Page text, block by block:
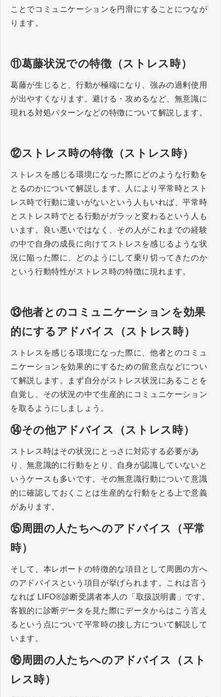
ことでコミュニケーションを円滑にすることにつなが
ります。
⑪葛藤状況での特徴（ストレス時）
葛藤が生じると、行動が極端になり、強みの過剰使用
が出やすくなります。避ける・攻めるなど、無意識に
現れる対処パターンなどの特徴について解説します。
⑫ストレス時の特徴（ストレス時）
ストレスを感じる環境になった際にどのような行動を
とるのかについて解説します。人により平常時とスト
レス時で行動に違いがないという人もいれば、平常時
とストレス時でとる行動がガラッと変わるという人も
います。良い悪いではなく、その人がこれまでの経験
の中で自身の成長に向けてストレスを感じるような状
況に陥った際に、どのようにして乗り切ってきたのか
という行動特性がストレス時の特徴に現れます。
⑬他者とのコミュニケーションを効果
的にするアドバイス（ストレス時）
ストレスを感じる環境になった際に、他者とのコミュ
ニケーションを効果的にするための留意点などについ
て解説します。まず自分がストレス状況にあることを
自覚し、その状況の中で生産的にコミュニケーション
を取るようにしましょう。
⑭その他アドバイス（ストレス時）
ストレス時はその状況にとっさに対応する必要があ
り、無意識的に行動をとり、自身が認識していないと
いうケースも多いです。その無意識行動について意識
的に確認しておくことは生産的な行動をとる上で意義
があります。
⑮周囲の人たちへのアドバイス（平常
時）
そして、本レポートの特徴的な項目として周囲の方へ
のアドバイスという項目が挙げられます。これは言う
なれば LIFO®診断受講者本人の「取扱説明書」です。
客観的に診断データを見た際にデータからはこう言え
るという点について平常時の接し方について解説して
います。
⑯周囲の人たちへのアドバイス（スト
レス時）